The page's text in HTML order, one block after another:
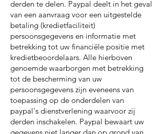
derden te delen. Paypal deelt in het geval
van een aanvraag voor een uitgestelde
betaling (kredietfaciliteit)
persoonsgegevens en informatie met
betrekking tot uw financiële positie met
kredietbeoordelaars. Alle hierboven
genoemde waarborgen met betrekking
tot de bescherming van uw
persoonsgegevens zijn eveneens van
toepassing op de onderdelen van
paypal's dienstverlening waarvoor zij
derden inschakelen. Paypal bewaart uw